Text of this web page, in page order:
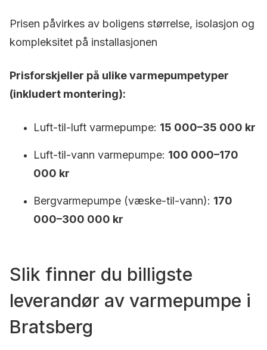
Prisen påvirkes av boligens størrelse, isolasjon og
kompleksitet på installasjonen
Prisforskjeller på ulike varmepumpetyper
(inkludert montering):
Luft-til-luft varmepumpe: 15 000–35 000 kr
Luft-til-vann varmepumpe: 100 000–170
000 kr
Bergvarmepumpe (væske-til-vann): 170
000–300 000 kr
Slik finner du billigste
leverandør av varmepumpe i
Bratsberg